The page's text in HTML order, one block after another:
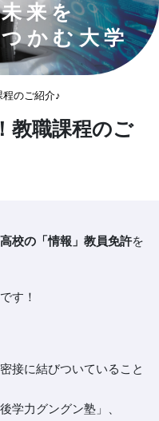
未来を
つかむ大学
のご紹介♪
教職課程のご
高校の「情報」教員免許を
す！
接に結びついていること
学力グングン塾」、